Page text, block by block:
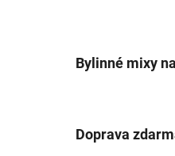
Bylinné mixy
Doprava